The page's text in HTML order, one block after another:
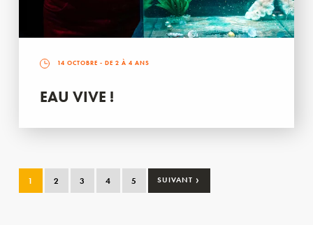
14 OCTOBRE - DE 2 À 4 ANS
EAU VIVE !
1 2 3 4 5 SUIVANT ›